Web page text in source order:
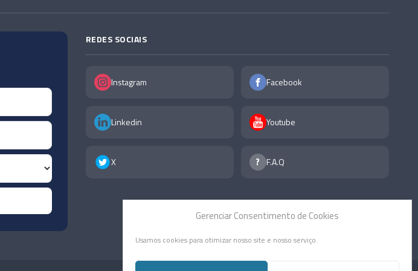
Gerenciar Consentimento de Cookies
Usamos cookies para otimizar nosso site e nosso serviço.
REDES SOCIAIS
Instagram Facebook
Linkedin Youtube
X F.A.Q